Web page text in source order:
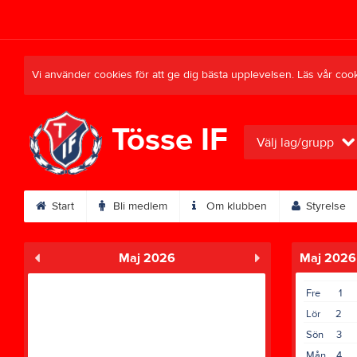
Vi använder cookies för att ge dig bästa upplevelsen. Läs vår
Tösse IF Välj lag/grupp
Start Bli medlem Om klubben Styrelse
Maj 2026 Maj 2026
1
Fre
2
Lör
3
Sön